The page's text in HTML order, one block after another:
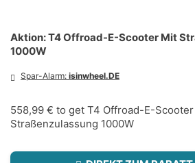
Aktion: T4 Offroad-E-Scooter Mit
1000W
Spar-Alarm: isinwheel.DE
558,99 € to get T4 Offroad-E-
Straßenzulassung 1000W